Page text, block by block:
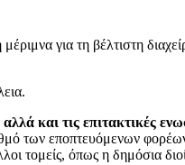
για τη βέλτιστη
και τις επιτακτικές
των εποπτευόμενων
τομείς, όπως η δημόσια